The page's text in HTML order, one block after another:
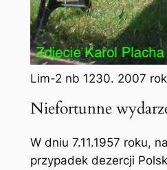
Lim-2 nb 1230. 2007
Niefortunne
W dniu 7.11.1957 roku,
przypadek dezercji